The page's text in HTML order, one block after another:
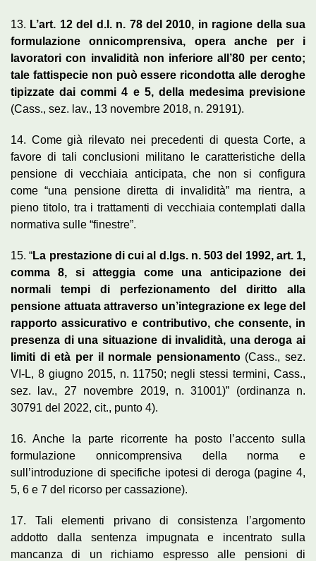
13. L’art. 12 del d.l. n. 78 del 2010, in ragione della sua
formulazione onnicomprensiva, opera anche per i
lavoratori con invalidità non inferiore all’80 per cento;
tale fattispecie non può essere ricondotta alle deroghe
tipizzate dai commi 4 e 5, della medesima previsione
(Cass., sez. lav., 13 novembre 2018, n. 29191).
14. Come già rilevato nei precedenti di questa Corte, a
favore di tali conclusioni militano le caratteristiche della
pensione di vecchiaia anticipata, che non si configura
come “una pensione diretta di invalidità” ma rientra, a
pieno titolo, tra i trattamenti di vecchiaia contemplati dalla
normativa sulle “finestre”.
15. “La prestazione di cui al d.lgs. n. 503 del 1992, art. 1,
comma 8, si atteggia come una anticipazione dei
normali tempi di perfezionamento del diritto alla
pensione attuata attraverso un’integrazione ex lege del
rapporto assicurativo e contributivo, che consente, in
presenza di una situazione di invalidità, una deroga ai
limiti di età per il normale pensionamento(Cass., sez.
VI-L, 8 giugno 2015, n. 11750; negli stessi termini, Cass.,
sez. lav., 27 novembre 2019, n. 31001)” (ordinanza n.
30791 del 2022, cit., punto 4).
16. Anche la parte ricorrente ha posto l’accento sulla
formulazione onnicomprensiva della norma e
sull’introduzione di specifiche ipotesi di deroga (pagine 4,
5, 6 e 7 del ricorso per cassazione).
17. Tali elementi privano di consistenza l’argomento
addotto dalla sentenza impugnata e incentrato sulla
mancanza di un richiamo espresso alle pensioni di